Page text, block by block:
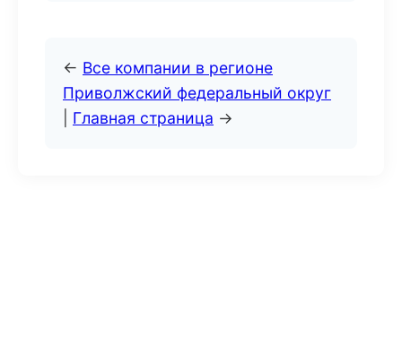
← Все компании в регионе
Приволжский федеральный округ
Главная страница →